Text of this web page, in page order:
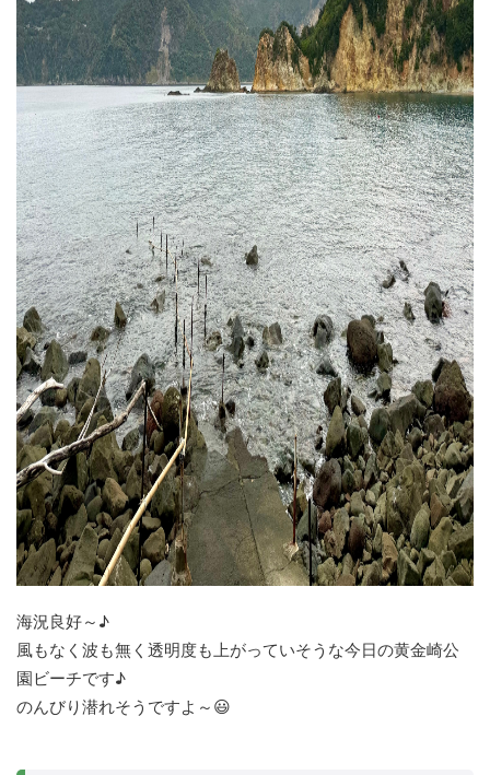
海況良好～♪
風もなく波も無く透明度も上がっていそうな今日の黄金崎公
園ビーチです♪
のんびり潜れそうですよ～😃